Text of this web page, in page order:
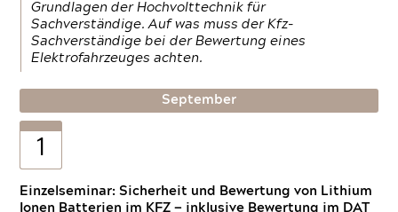
Grundlagen der Hochvolttechnik für
Sachverständige. Auf was muss der Kfz-
Sachverständige bei der Bewertung eines
Elektrofahrzeuges achten.
September
1
Einzelseminar: Sicherheit und Bewertung von Lithium
Ionen Batterien im KFZ — inklusive Bewertung im DAT